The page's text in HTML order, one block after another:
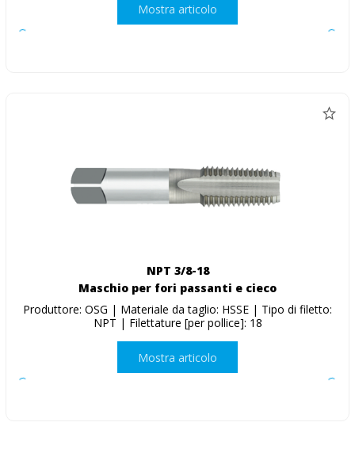
Mostra articolo
NPT 3/8-18
Maschio per fori passanti e cieco
Produttore: OSG | Materiale da taglio: HSSE | Tipo di filetto:
NPT | Filettature [per pollice]: 18
Mostra articolo